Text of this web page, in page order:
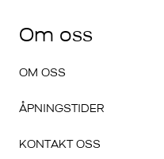
Om oss
OM OSS
ÅPNINGSTIDER
KONTAKT OSS